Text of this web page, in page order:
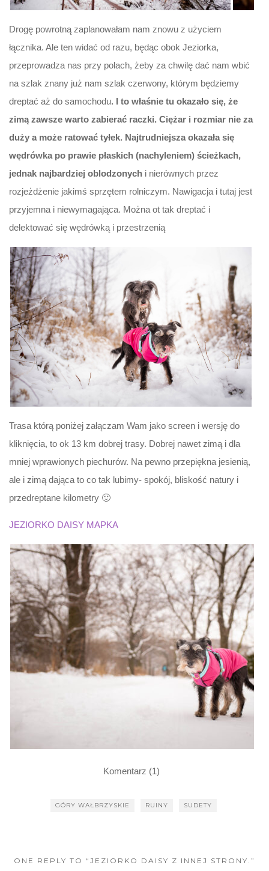
Drogę powrotną zaplanowałam nam znowu z użyciem
łącznika. Ale ten widać od razu, będąc obok Jeziorka,
przeprowadza nas przy polach, żeby za chwilę dać nam wbić
na szlak znany już nam szlak czerwony, którym będziemy
dreptać aż do samochodu. I to właśnie tu okazało się, że
zimą zawsze warto zabierać raczki. Ciężar i rozmiar nie za
duży a może ratować tyłek. Najtrudniejsza okazała się
wędrówka po prawie płaskich (nachyleniem) ścieżkach,
jednak najbardziej oblodzonych i nierównych przez
rozjeżdżenie jakimś sprzętem rolniczym. Nawigacja i tutaj jest
przyjemna i niewymagająca. Można ot tak dreptać i
delektować się wędrówką i przestrzenią
Trasa którą poniżej załączam Wam jako screen i wersję do
kliknięcia, to ok 13 km dobrej trasy. Dobrej nawet zimą i dla
mniej wprawionych piechurów. Na pewno przepiękna jesienią,
ale i zimą dająca to co tak lubimy- spokój, bliskość natury i
przedreptane kilometry 🙂
JEZIORKO DAISY MAPKA
Komentarz (1)
GÓRY WAŁBRZYSKIE RUINY SUDETY
ONE REPLY TO “JEZIORKO DAISY Z INNEJ STRONY.”